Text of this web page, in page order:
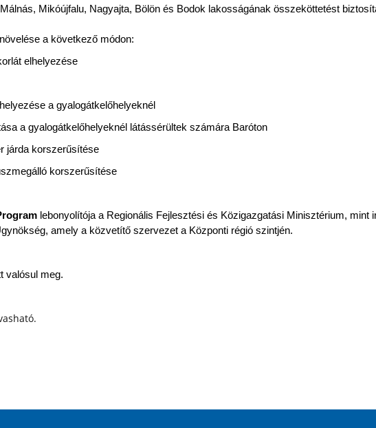
Mikóújfalu, Nagyajta, Bölön és Bodok lakosságának összeköttetést
a következő módon:
elhelyezése
a gyalogátkelőhelyeknél
a gyalogátkelőhelyeknél látássérültek számára Baróton
járda korszerűsítése
korszerűsítése
lebonyolítója a Regionális Fejlesztési és Közigazgatási Minisztérium, mint
amely a közvetítő szervezet a Központi régió szintjén.
valósul meg.